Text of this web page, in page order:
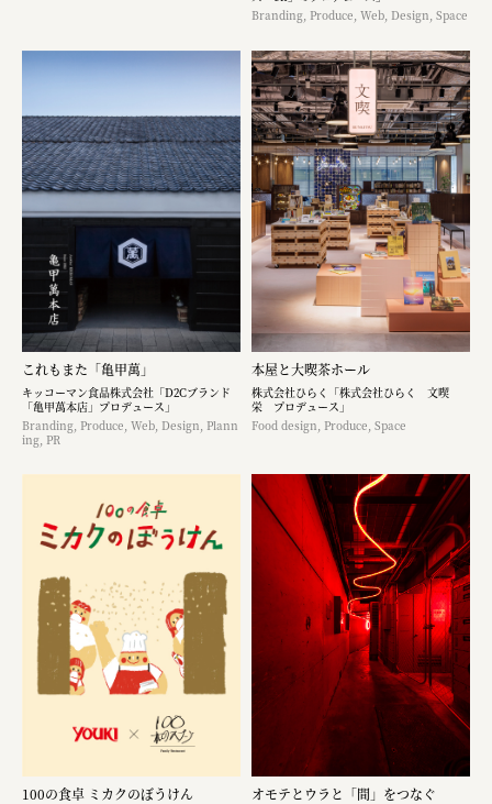
Branding, Produce, Web, Design, Space
これもまた「亀甲萬」
キッコーマン食品株式会社「D2Cブランド
「亀甲萬本店」プロデュース」
Branding, Produce, Web, Design, Plann
ing, PR
本屋と大喫茶ホール
株式会社ひらく「株式会社ひらく 文喫
栄 プロデュース」
Food design, Produce, Space
100の食卓 ミカクのぼうけん オモテとウラと「間」をつなぐ